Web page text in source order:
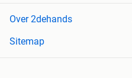
Over 2dehands
Sitemap